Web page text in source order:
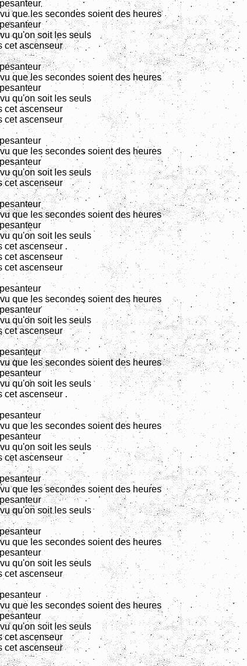
que les secondes soient des heures
qu'on soit les seuls
cet ascenseur
que les secondes soient des heures
qu'on soit les seuls
cet ascenseur
cet ascenseur
que les secondes soient des heures
qu'on soit les seuls
cet ascenseur
que les secondes soient des heures
qu'on soit les seuls
cet ascenseur .
cet ascenseur
cet ascenseur
que les secondes soient des heures
qu'on soit les seuls
cet ascenseur
que les secondes soient des heures
qu'on soit les seuls
cet ascenseur .
que les secondes soient des heures
qu'on soit les seuls
cet ascenseur
que les secondes soient des heures
qu'on soit les seuls
que les secondes soient des heures
qu'on soit les seuls
cet ascenseur
que les secondes soient des heures
qu'on soit les seuls
cet ascenseur
cet ascenseur